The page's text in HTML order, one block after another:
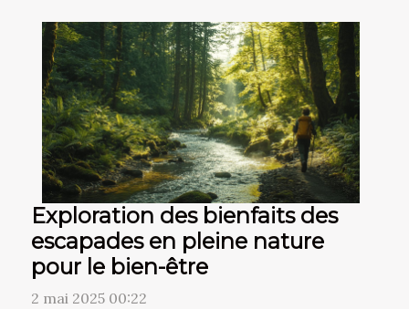
Exploration des bienfaits des
escapades en pleine nature
pour le bien-être
2 mai 2025 00:22